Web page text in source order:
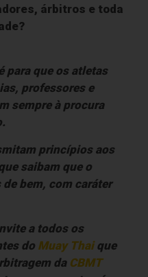
árbitros e toda
para que os atletas
professores e
sempre à procura
princípios aos
saibam que o
bem, com caráter
a todos os
do Muay Thaique
da CBMT